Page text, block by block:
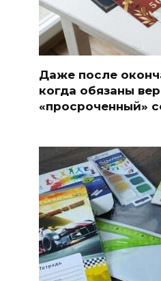
Даже после
когда обязаны
«просроченный»